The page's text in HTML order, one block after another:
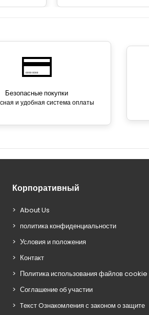
Безопасные покупки
и удобная система оплаты
Корпоративный
About Us
политика конфиденциальности
Условия и положения
Контакт
Политика использования файлов cookie
Соглашение об участии
Tекст Oзнакомления с законом о защите